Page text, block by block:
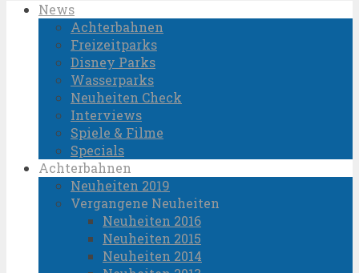
News
Achterbahnen
Freizeitparks
Disney Parks
Wasserparks
Neuheiten Check
Interviews
Spiele & Filme
Specials
Achterbahnen
Neuheiten 2019
Vergangene Neuheiten
Neuheiten 2016
Neuheiten 2015
Neuheiten 2014